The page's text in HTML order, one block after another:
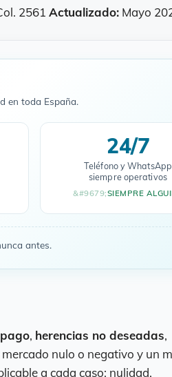
2561 Actualizado: Mayo
en toda España.
24/7
Teléfono y WhatsApp
siempre operativos
SIEMPRE
antes.
, herencias no deseadas,
nulo o negativo y un
a cada caso: nulidad,